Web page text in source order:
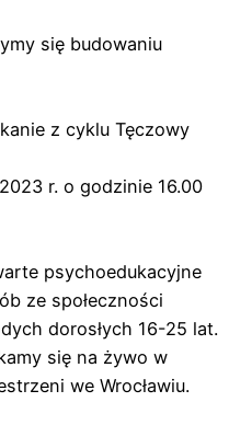
się budowaniu
z cyklu Tęczowy
r. o godzinie 16.00
psychoedukacyjne
ze społeczności
dorosłych 16-25 lat.
się na żywo w
we Wrocławiu.